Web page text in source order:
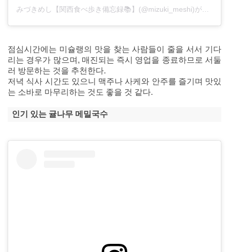
점심시간에는 미슐랭의 맛을 찾는 사람들이 줄을 서서 기다
리는 경우가 많으며, 매진되는 즉시 영업을 종료하므로 서둘
러 방문하는 것을 추천한다.
저녁 식사 시간도 있으니 맥주나 사케와 안주를 즐기며 맛있
는 소바로 마무리하는 것도 좋을 것 같다.
인기 있는 귤나무 메밀국수